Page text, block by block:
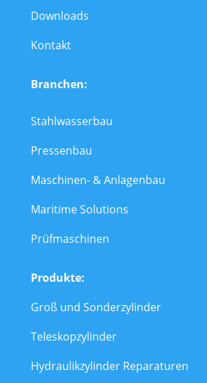
Downloads
Kontakt
Branchen:
Stahlwasserbau
Pressenbau
Maschinen- & Anlagenbau
Maritime Solutions
Prüfmaschinen
Produkte:
Groß und Sonderzylinder
Teleskopzylinder
Hydraulikzylinder Reparaturen